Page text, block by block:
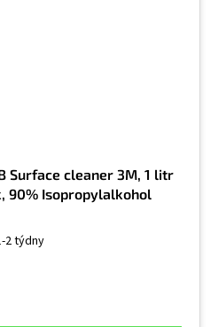
Surface cleaner 3M, 1 litr
90% Isopropylalkohol
2 týdny